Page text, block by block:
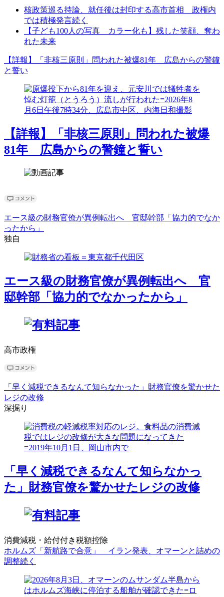
核政策巡る持論、就任後は封印する高市首相 政権内
では積極発言続く
【子ども100人の写真 カラー化も】残した笑顔、奪わ
れた未来
【詳報】「非核三原則」問われた被爆81年 広島からの警鐘
と誓い
【詳報】「非核三原則」問われた被爆
81年 広島からの警鐘と誓い
エース級の財務官僚が異例転出へ 官邸幹部「協力的でなか
ったから」
独自
エース級の財務官僚が異例転出へ 官
邸幹部「協力的でなかったから」
高市政権
「早く減税できるなんて知らなかった」財務官僚を驚かせた
レジの改修
深掘り
「早く減税できるなんて知らなかっ
た」財務官僚を驚かせたレジの改修
消費減税・給付付き税額控除
ホルムズ「新航路で合意」 イラン発表、オマーンと詰めの
調整続く